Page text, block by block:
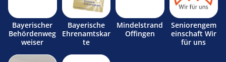
Bayerischer
Behördenweg
weiser
Bayerische
Ehrenamtskar
te
Mindelstrand
Offingen
Seniorengem
einschaft Wir
für uns